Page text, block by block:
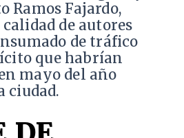
Ramos Fajardo,
calidad de autores
de tráfico
que habrían
mayo del año
ciudad.